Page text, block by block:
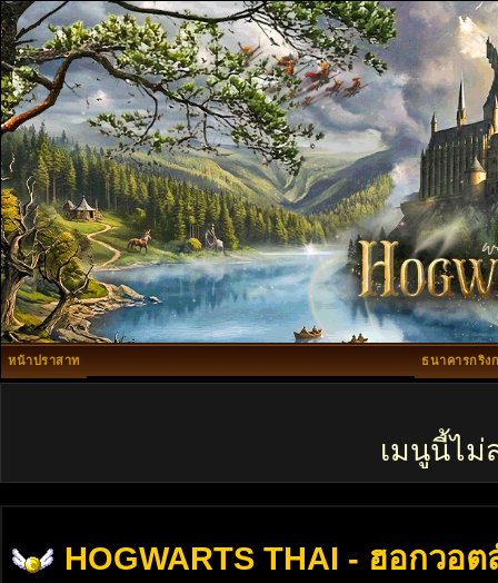
หน้าปราสาท ธนาคารกริง
เมนูนี้ไม่
HOGWARTS THAI - ฮอกวอต